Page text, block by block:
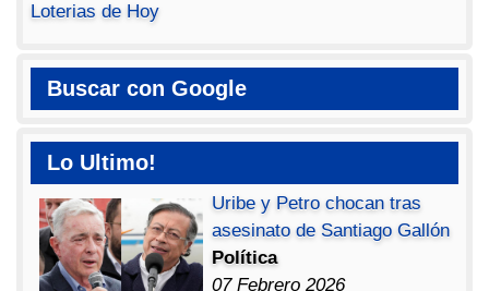
Loterias de Hoy
Buscar con Google
Lo Ultimo!
Uribe y Petro chocan tras
asesinato de Santiago Gallón
Política
07 Febrero 2026